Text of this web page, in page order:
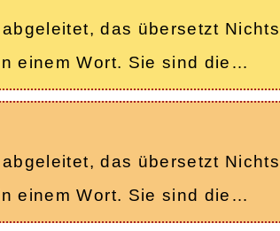
das übersetzt
einem Wort. Sie sind die…
das übersetzt
einem Wort. Sie sind die…